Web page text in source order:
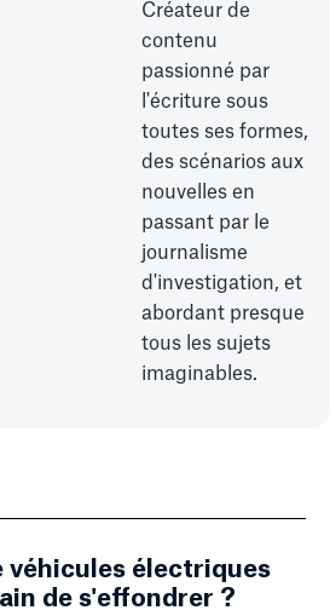
Créateur de
contenu
passionné par
l'écriture sous
toutes ses formes,
des scénarios aux
nouvelles en
passant par le
journalisme
d'investigation, et
abordant presque
tous les sujets
imaginables.
véhicules électriques
de s'effondrer ?